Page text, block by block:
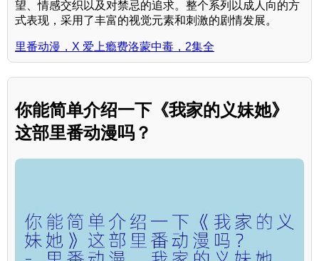
望、情感交织以及对禁忌的追求。整个系列以成人向的方
式表现，采用了丰富的视觉元素和刺激的剧情发展。
里番动漫，X 爱上瘾费洛蒙中毒，2集全
你能简单介绍一下《我家的义妹她》
这部里番动漫吗？